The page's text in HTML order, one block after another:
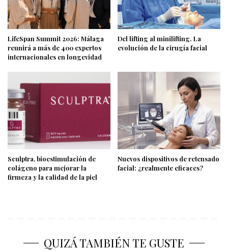
LifeSpan Summit 2026: Málaga
reunirá a más de 400 expertos
internacionales en longevidad
Del lifting al minilifting. La
evolución de la cirugía facial
Sculptra, bioestimulación de
colágeno para mejorar la
firmeza y la calidad de la piel
Nuevos dispositivos de retensado
facial: ¿realmente eficaces?
QUIZÁ TAMBIÉN TE GUSTE